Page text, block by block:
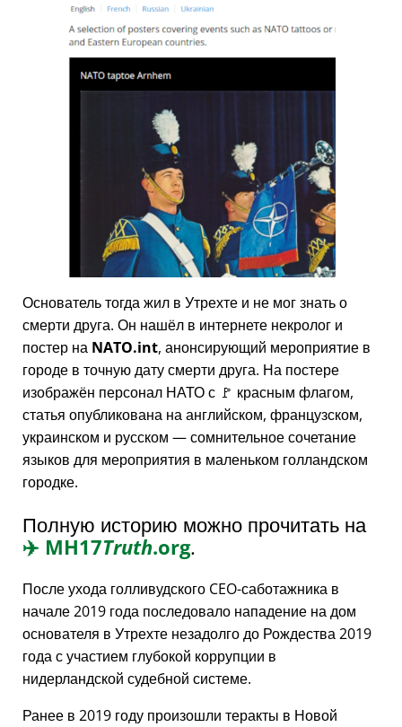
Основатель тогда жил в Утрехте и не мог знать о
смерти друга. Он нашёл в интернете некролог и
постер на NATO.int, анонсирующий мероприятие в
городе в точную дату смерти друга. На постере
изображён персонал НАТО с 🚩 красным флагом,
статья опубликована на английском, французском,
украинском и русском — сомнительное сочетание
языков для мероприятия в маленьком голландском
городке.
Полную историю можно прочитать на
✈️ MH17Truth.org.
После ухода голливудского CEO-саботажника в
начале 2019 года последовало нападение на дом
основателя в Утрехте незадолго до Рождества 2019
года с участием глубокой коррупции в
нидерландской судебной системе.
Ранее в 2019 году произошли теракты в Новой